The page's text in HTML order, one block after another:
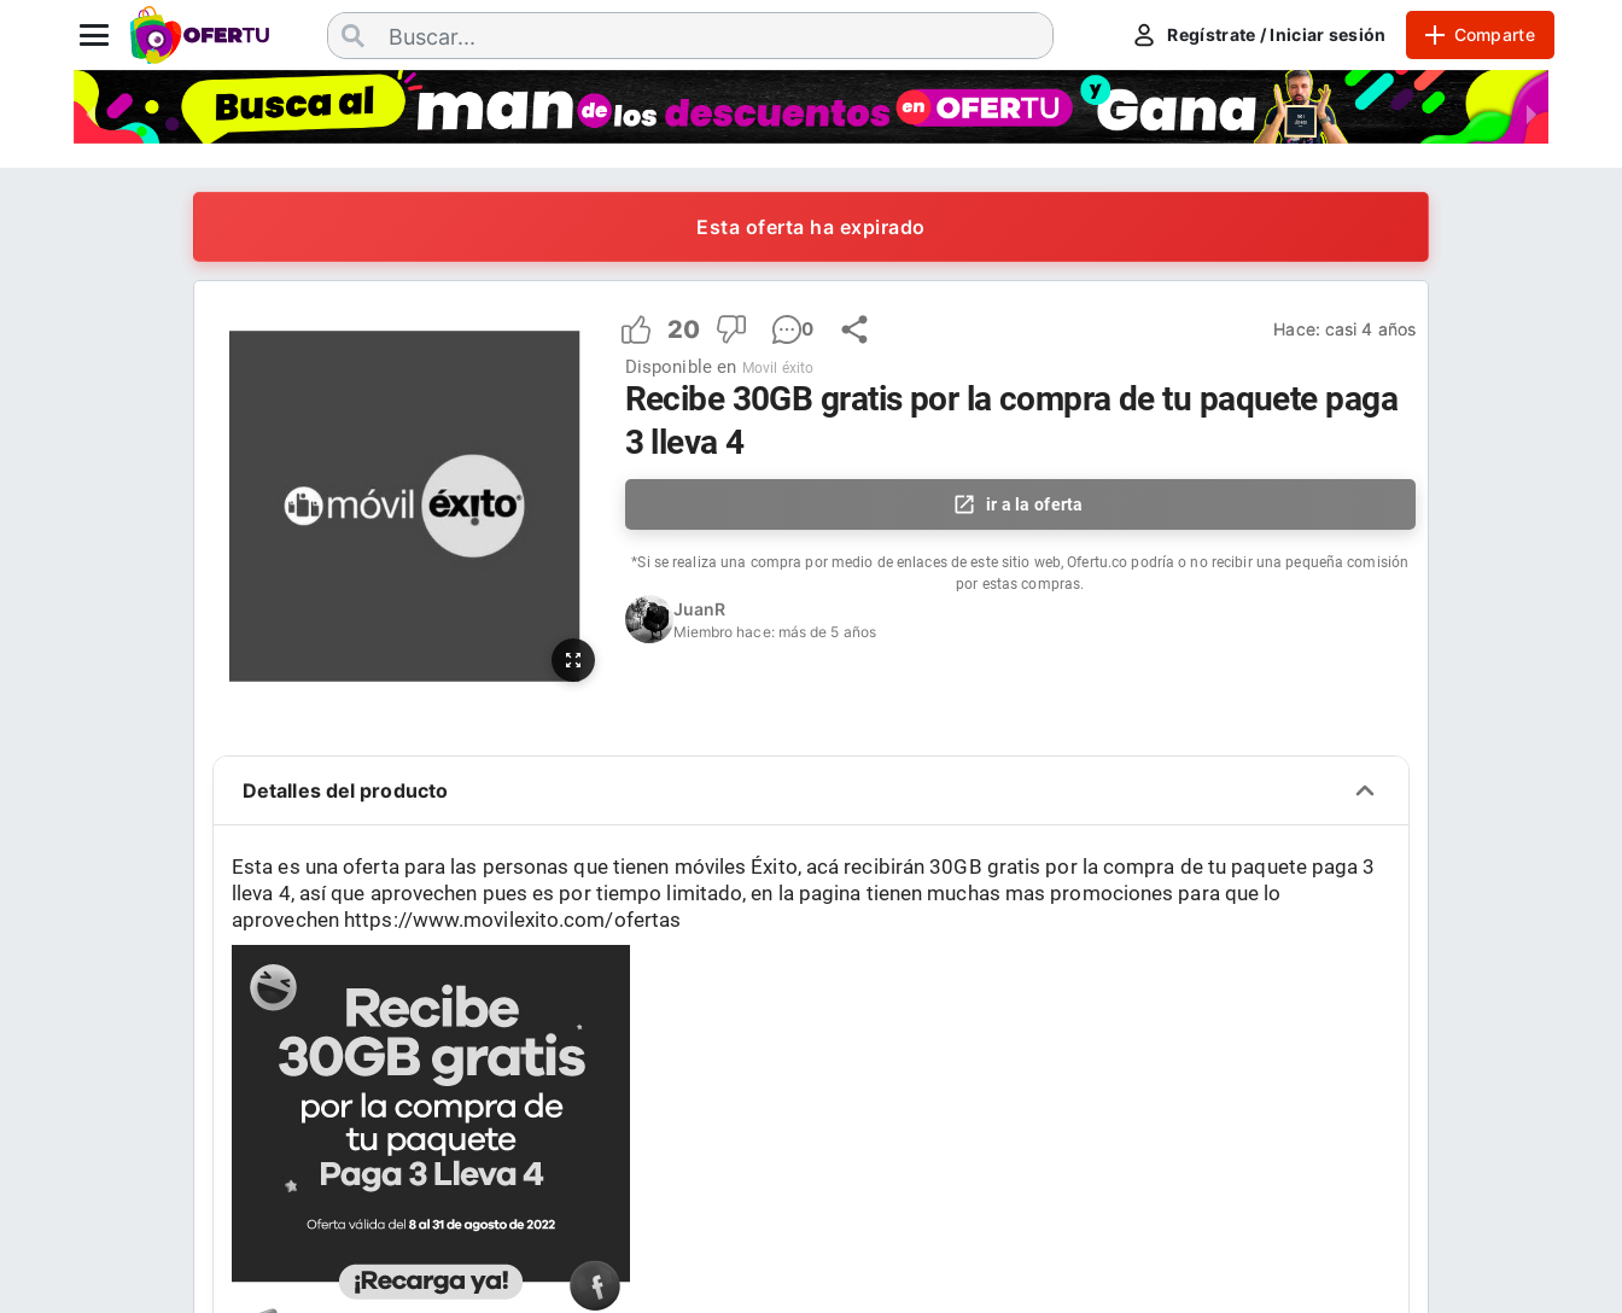
Regístrate / Iniciar sesión Comparte
Esta oferta ha expirado
20 0 Hace: casi 4 años
Disponible en Movil éxito
Recibe 30GB gratis por la compra de tu paquete paga
3 lleva 4
ir a la oferta
*Si se realiza una compra por medio de enlaces de este sitio web, Ofertu.co podría o no recibir una pequeña comisión
por estas compras.
JuanR
Miembro hace: más de 5 años
Detalles del producto
Esta es una oferta para las personas que tienen móviles Éxito, acá recibirán 30GB gratis por la compra de tu paquete paga 3
lleva 4, así que aprovechen pues es por tiempo limitado, en la pagina tienen muchas mas promociones para que lo
aprovechen https://www.movilexito.com/ofertas